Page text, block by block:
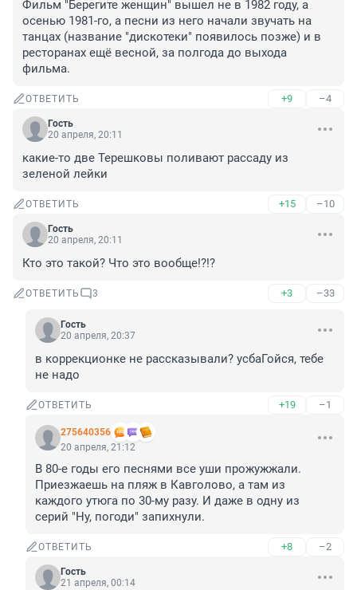
Фильм "Берегите женщин" вышел не в 1982 году, а
осенью 1981-го, а песни из него начали звучать на
танцах (название "дискотеки" появилось позже) и в
ресторанах ещё весной, за полгода до выхода
фильма.
ОТВЕТИТЬ +9 –4
Гость
20 апреля, 20:11
какие-то две Терешковы поливают рассаду из
зеленой лейки
ОТВЕТИТЬ +15 –10
Гость
20 апреля, 20:11
Кто это такой? Что это вообще!?!?
ОТВЕТИТЬ 3 +3 –33
Гость
20 апреля, 20:37
в коррекционке не рассказывали? усбаГойся, тебе
не надо
ОТВЕТИТЬ +19 –1
275640356
20 апреля, 21:12
В 80-е годы его песнями все уши прожужжали.
Приезжаешь на пляж в Кавголово, а там из
каждого утюга по 30-му разу. И даже в одну из
серий "Ну, погоди" запихнули.
ОТВЕТИТЬ +8 –2
Гость
21 апреля, 00:14